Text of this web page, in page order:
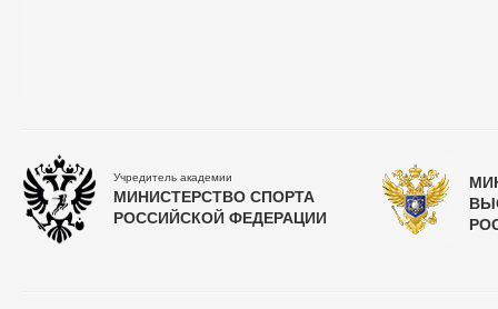
Учредитель академии
МИНИСТЕРСТВО СПОРТА
РОССИЙСКОЙ ФЕДЕРАЦИИ